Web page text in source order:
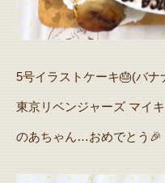
5号イラストケーキ🎂(バ
東京リベンジャーズ マイ
のあちゃん…おめでとう🎉